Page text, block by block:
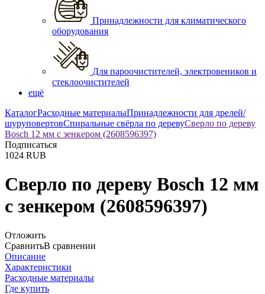
Принадлежности для климатического
оборудования
Для пароочистителей, электровеников и
стеклоочистителей
ещё
КаталогРасходные материалыПринадлежности для дрелей/
шуруповертовСпиральные свёрла по деревуСверло по дереву
Bosch 12 мм с зенкером (2608596397)
Подписаться
1024 RUB
Сверло по дереву Bosch 12 мм
с зенкером (2608596397)
Отложить
СравнитьВ сравнении
Описание
Характеристики
Расходные материалы
Где купить